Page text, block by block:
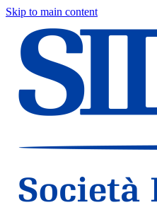
Skip to main content